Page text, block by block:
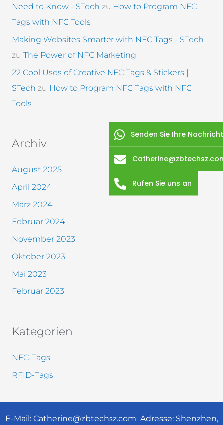
Need to Know - STech zu How to Program NFC
Tags with NFC Tools
Making Websites Smarter with NFC Tags - STech
zu The Power of NFC Marketing
22 Cool Uses of Creative NFC Tags & Stickers |
STech zu How to Program NFC Tags with NFC
Tools
Archiv
August 2025
April 2024
März 2024
Februar 2024
November 2023
Oktober 2023
Mai 2023
Februar 2023
Kategorien
NFC-Tags
RFID-Tags
E-Mail: Catherine@zbtechsz.com Adresse: Shenzhen,
Senden Sie Ihre Nachricht
Rufen Sie uns an